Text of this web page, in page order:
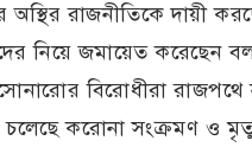
রাজনীতিকে দায়ী
নিয়ে জমায়েত করেছেন
বিরোধীরা রাজপথে
চলেছে করোনা সংক্রমণ ও